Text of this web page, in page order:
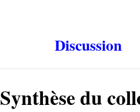
Discussion
Synthèse du